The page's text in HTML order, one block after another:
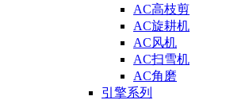
AC高枝剪
AC旋耕机
AC风机
AC扫雪机
AC角磨
引擎系列